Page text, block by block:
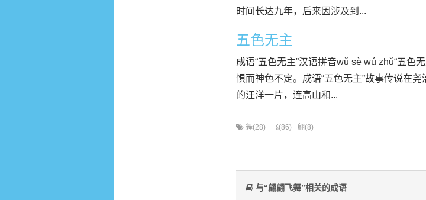
时间长达九年，后来因涉及到...
五色无主
成语“五色无主”汉语拼音wǔ sè wú zhǔ“五色
惧而神色不定。成语“五色无主”故事传说在
的汪洋一片，连高山和...
舞(28) 飞(86) 翩(8)
与“翩翩飞舞”相关的成语